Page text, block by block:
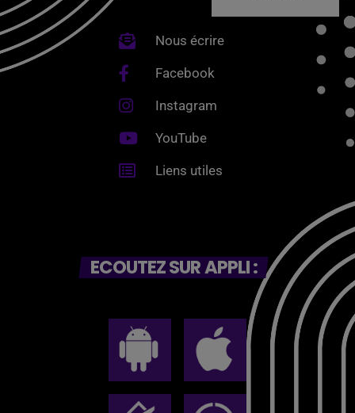
Nous écrire
Facebook
Instagram
YouTube
Liens utiles
ECOUTEZ SUR APPLI :